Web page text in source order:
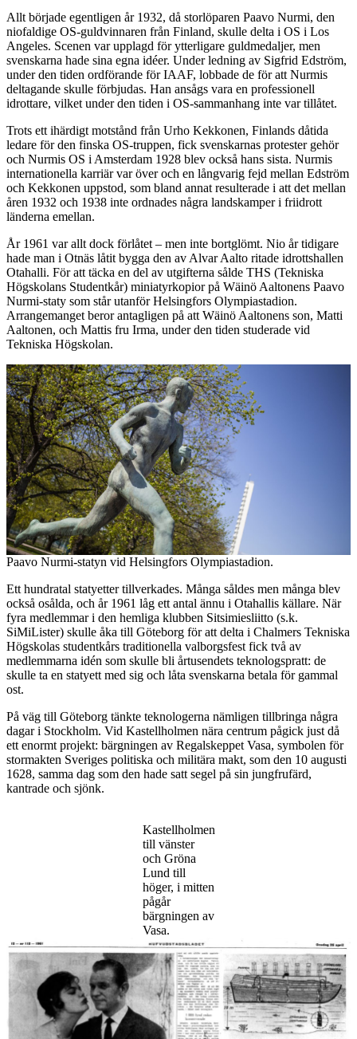
Allt började egentligen år 1932, då storlöparen Paavo Nurmi, den
niofaldige OS-guldvinnaren från Finland, skulle delta i OS i Los
Angeles. Scenen var upplagd för ytterligare guldmedaljer, men
svenskarna hade sina egna idéer. Under ledning av Sigfrid Edström,
under den tiden ordförande för IAAF, lobbade de för att Nurmis
deltagande skulle förbjudas. Han ansågs vara en professionell
idrottare, vilket under den tiden i OS-sammanhang inte var tillåtet.
Trots ett ihärdigt motstånd från Urho Kekkonen, Finlands dåtida
ledare för den finska OS-truppen, fick svenskarnas protester gehör
och Nurmis OS i Amsterdam 1928 blev också hans sista. Nurmis
internationella karriär var över och en långvarig fejd mellan Edström
och Kekkonen uppstod, som bland annat resulterade i att det mellan
åren 1932 och 1938 inte ordnades några landskamper i friidrott
länderna emellan.
År 1961 var allt dock förlåtet – men inte bortglömt. Nio år tidigare
hade man i Otnäs låtit bygga den av Alvar Aalto ritade idrottshallen
Otahalli. För att täcka en del av utgifterna sålde THS (Tekniska
Högskolans Studentkår) miniatyrkopior på Wäinö Aaltonens Paavo
Nurmi-staty som står utanför Helsingfors Olympiastadion.
Arrangemanget beror antagligen på att Wäinö Aaltonens son, Matti
Aaltonen, och Mattis fru Irma, under den tiden studerade vid
Tekniska Högskolan.
Paavo Nurmi-statyn vid Helsingfors Olympiastadion.
Ett hundratal statyetter tillverkades. Många såldes men många blev
också osålda, och år 1961 låg ett antal ännu i Otahallis källare. När
fyra medlemmar i den hemliga klubben Sitsimiesliitto (s.k.
SiMiLister) skulle åka till Göteborg för att delta i Chalmers Tekniska
Högskolas studentkårs traditionella valborgsfest fick två av
medlemmarna idén som skulle bli årtusendets teknologspratt: de
skulle ta en statyett med sig och låta svenskarna betala för gammal
ost.
På väg till Göteborg tänkte teknologerna nämligen tillbringa några
dagar i Stockholm. Vid Kastellholmen nära centrum pågick just då
ett enormt projekt: bärgningen av Regalskeppet Vasa, symbolen för
stormakten Sveriges politiska och militära makt, som den 10 augusti
1628, samma dag som den hade satt segel på sin jungfrufärd,
kantrade och sjönk.
Kastellholmen
till vänster
och Gröna
Lund till
höger, i mitten
pågår
bärgningen av
Vasa.